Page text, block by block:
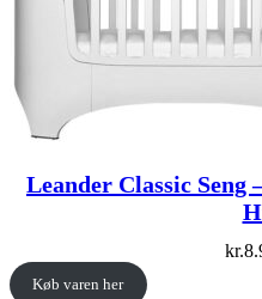
Leander Classic Seng
kr.
Køb varen her